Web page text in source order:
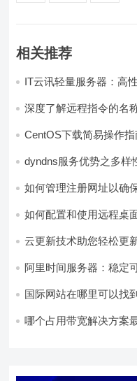
相关推荐
IT云讯轻量服务器：高
深度了解远程指令的名
CentOS下载简易操作指
dyndns服务优势之多样
如何管理注册网址以确
如何配置和使用远程桌
云更新技术助您轻松更
阿里时间服务器：稳定
国际网站在哪里可以找
哪个占用带宽解决方案